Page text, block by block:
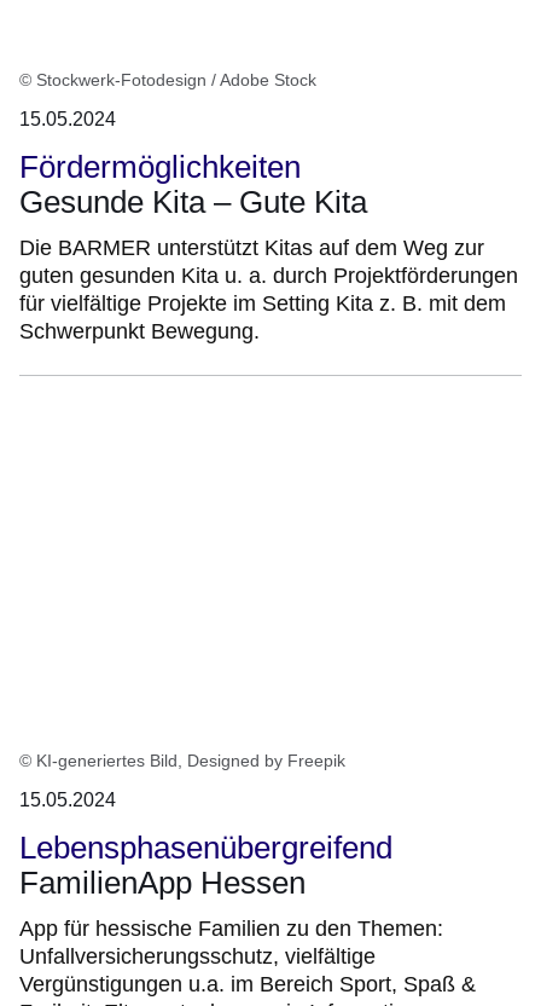
© Stockwerk-Fotodesign / Adobe Stock
15.05.2024
Fördermöglichkeiten
Gesunde Kita – Gute Kita
Die BARMER unterstützt Kitas auf dem Weg zur
guten gesunden Kita u. a. durch Projektförderungen
für vielfältige Projekte im Setting Kita z. B. mit dem
Schwerpunkt Bewegung.
© KI-generiertes Bild, Designed by Freepik
15.05.2024
Lebensphasenübergreifend
FamilienApp Hessen
App für hessische Familien zu den Themen:
Unfallversicherungsschutz, vielfältige
Vergünstigungen u.a. im Bereich Sport, Spaß &